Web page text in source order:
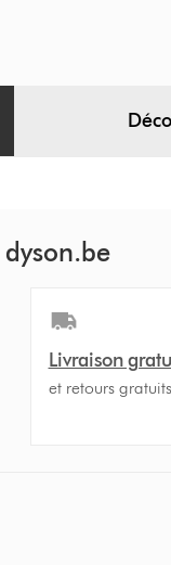
Livraison
et retours gratuits